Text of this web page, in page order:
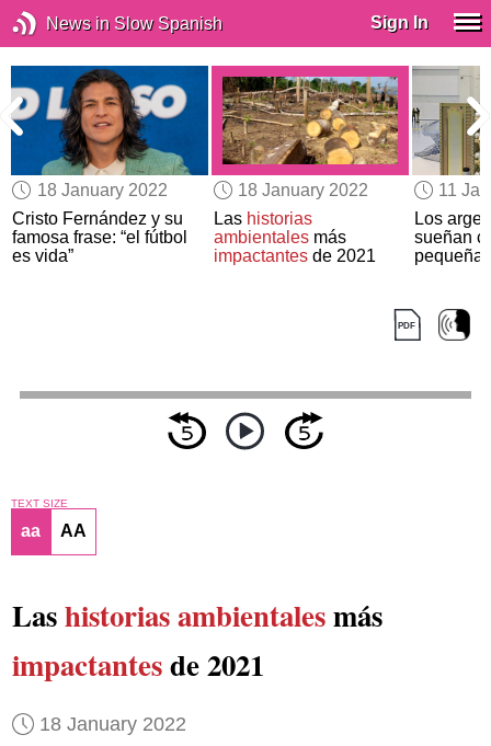
News in Slow Spanish Sign In
18 January 2022
Cristo Fernández y su
famosa frase: “el fútbol
es vida”
18 January 2022
Las historias
ambientalesmás
impactantesde 2021
11
Los
sueñan
pequeña
TEXT SIZE
aa AA
Lashistorias ambientalesmás
impactantesde 2021
18 January 2022